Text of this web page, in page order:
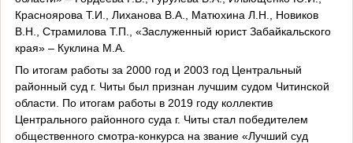
Красноярова Т.И., Лиханова В.А., Матюхина Л.Н., Новиков
В.Н., Страмилова Т.П., «Заслуженный юрист Забайкальского
края» – Куклина М.А.
По итогам работы за 2000 год и 2003 год Центральный
районный суд г. Читы был признан лучшим судом Читинской
области. По итогам работы в 2019 году коллектив
Центрального районного суда г. Читы стал победителем
общественного смотра-конкурса на звание «Лучший суд